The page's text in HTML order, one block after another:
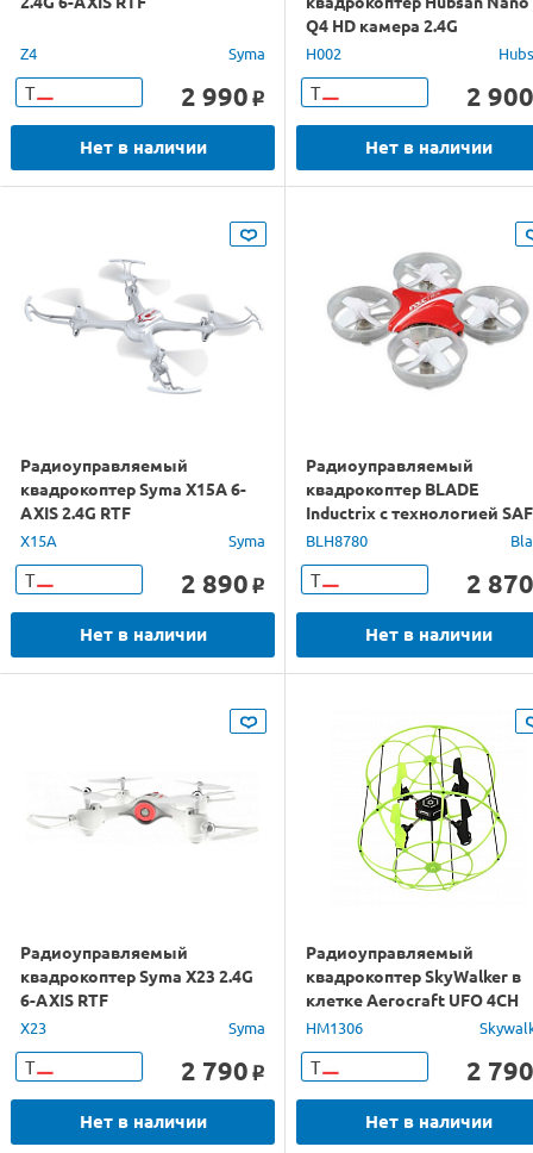
Z4 Syma
Т 2 990 o
Нет в наличии
Q4 HD камера 2.4G
H002
Т 2 900
Нет в наличии
Радиоуправляемый
квадрокоптер Syma X15A 6-
AXIS 2.4G RTF
X15A Syma
Т 2 890 o
Нет в наличии
Радиоуправляемый
квадрокоптер BLADE
Inductrix с технологией
электро, BNF
BLH8780
Т 2 870
Нет в наличии
Радиоуправляемый
квадрокоптер Syma X23 2.4G
6-AXIS RTF
X23 Syma
Т 2 790 o
Нет в наличии
Радиоуправляемый
квадрокоптер SkyWalker в
клетке Aerocraft UFO 4CH
2.4G
HM1306
Т 2 790
Нет в наличии